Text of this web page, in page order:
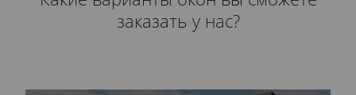
заказать у нас?